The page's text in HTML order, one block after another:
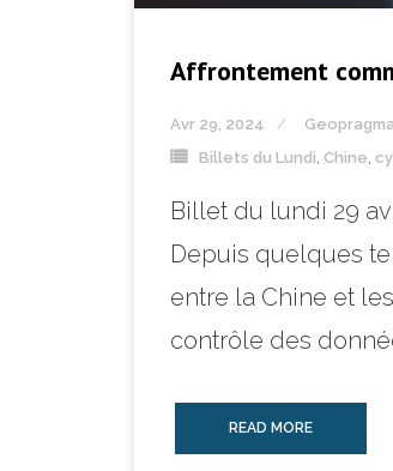
Affrontement
Avr 29, 2024 Geopragma
Billets du Lundi Chine
Billet du lundi 29
Depuis quelques
entre la Chine et
contrôle des
READ MORE